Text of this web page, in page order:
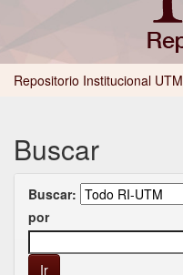
Repositorio Institucional UTM
Buscar
Buscar:
por